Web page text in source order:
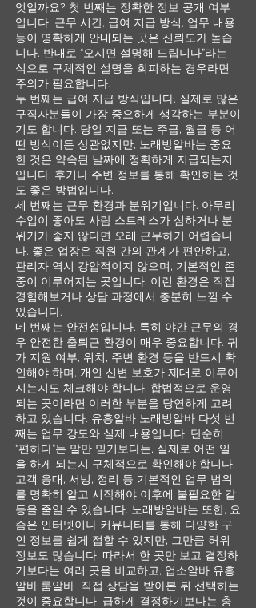
엇일까요? 첫 번째는 정확한 정보 공개 여부
입니다. 근무 시간, 급여 지급 방식, 업무 내용
등이 명확하게 안내되는 곳은 신뢰도가 높습
니다. 반대로 “오시면 설명해 드립니다”라는
식으로 구체적인 설명을 회피하는 경우라면
주의가 필요합니다.
두 번째는 급여 지급 방식입니다. 실제로 많은
구직자분들이 가장 중요하게 생각하는 부분이
기도 합니다. 당일 지급 또는 주급, 월급 등 어
떤 방식이든 상관없지만, 노래방알바는 중요
한 것은 약속된 날짜에 정확하게 지급되는지
입니다. 후기나 주변 정보를 통해 확인하는 것
도 좋은 방법입니다.
세 번째는 근무 환경과 분위기입니다. 아무리
수입이 좋아도 사람 스트레스가 심하거나 분
위기가 좋지 않다면 오래 근무하기 어렵습니
다. 좋은 업장은 직원 간의 관계가 편안하고,
관리자 역시 강압적이지 않으며, 기본적인 존
중이 이루어지는 곳입니다. 이런 환경은 직접
경험해보거나 상담 과정에서 충분히 느낄 수
있습니다.
네 번째는 안전성입니다. 특히 야간 근무의 경
우 안전한 출퇴근 환경이 매우 중요합니다. 귀
가 지원 여부, 위치, 주변 환경 등을 반드시 확
인해야 하며, 개인 신변 보호가 제대로 이루어
지는지도 체크해야 합니다. 합법적으로 운영
되는 곳이라면 이러한 부분을 당연하게 고려
하고 있습니다. 유흥알바 노래방알바 다섯 번
째는 업무 강도와 실제 내용입니다. 단순히
“편하다”는 말만 믿기보다는, 실제로 어떤 일
을 하게 되는지 구체적으로 확인해야 합니다.
고객 응대, 서빙, 정리 등 기본적인 업무 범위
를 명확히 알고 시작해야 이후에 불필요한 갈
등을 줄일 수 있습니다. 노래방알바는 또한, 요
즘은 인터넷이나 커뮤니티를 통해 다양한 구
인 정보를 쉽게 접할 수 있지만, 그만큼 허위
정보도 많습니다. 따라서 한 곳만 보고 결정하
기보다는 여러 곳을 비교하고, 업소알바 유흥
알바 룸알바 직접 상담을 받아본 뒤 선택하는
것이 중요합니다. 급하게 결정하기보다는 충